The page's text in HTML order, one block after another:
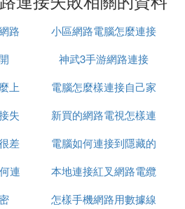
法的
准備買個路由器，哎，為了硬
！
火牆? 無法用VAGAA一樣,自
有防火牆,不能下載VAGAA 不
路
小區網路電腦怎麼連接
路由器
神武3手游網路連接
上
電腦怎麼樣連接自己家
的網路
失
新買的網路電視怎樣連
接網路
差
電腦如何連接到隱藏的
網路
連
本地連接紅叉網路電纜
被拔出
怎樣手機網路用數據線